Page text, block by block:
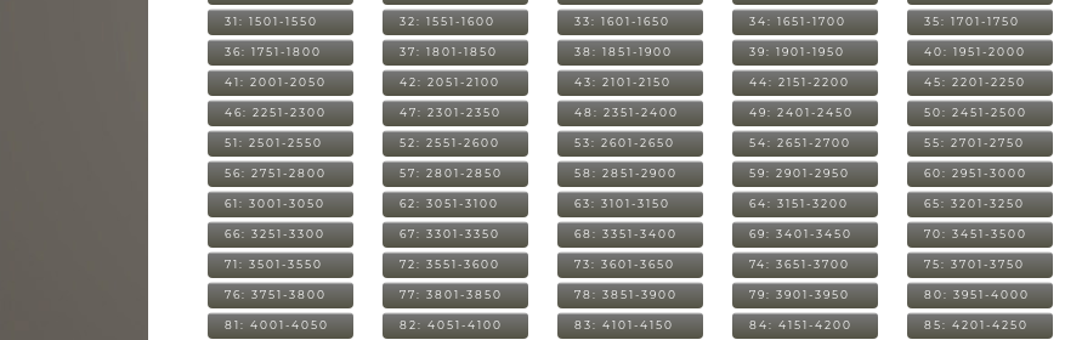
31: 1501-1550 32: 1551-1600 33: 1601-1650 34: 1651-1700 35: 1701-1750
36: 1751-1800 37: 1801-1850 38: 1851-1900 39: 1901-1950 40: 1951-2000
41: 2001-2050 42: 2051-2100 43: 2101-2150 44: 2151-2200 45: 2201-2250
46: 2251-2300 47: 2301-2350 48: 2351-2400 49: 2401-2450 50: 2451-2500
51: 2501-2550 52: 2551-2600 53: 2601-2650 54: 2651-2700 55: 2701-2750
56: 2751-2800 57: 2801-2850 58: 2851-2900 59: 2901-2950 60: 2951-3000
61: 3001-3050 62: 3051-3100 63: 3101-3150 64: 3151-3200 65: 3201-3250
66: 3251-3300 67: 3301-3350 68: 3351-3400 69: 3401-3450 70: 3451-3500
71: 3501-3550 72: 3551-3600 73: 3601-3650 74: 3651-3700 75: 3701-3750
76: 3751-3800 77: 3801-3850 78: 3851-3900 79: 3901-3950 80: 3951-4000
81: 4001-4050 82: 4051-4100 83: 4101-4150 84: 4151-4200 85: 4201-4250